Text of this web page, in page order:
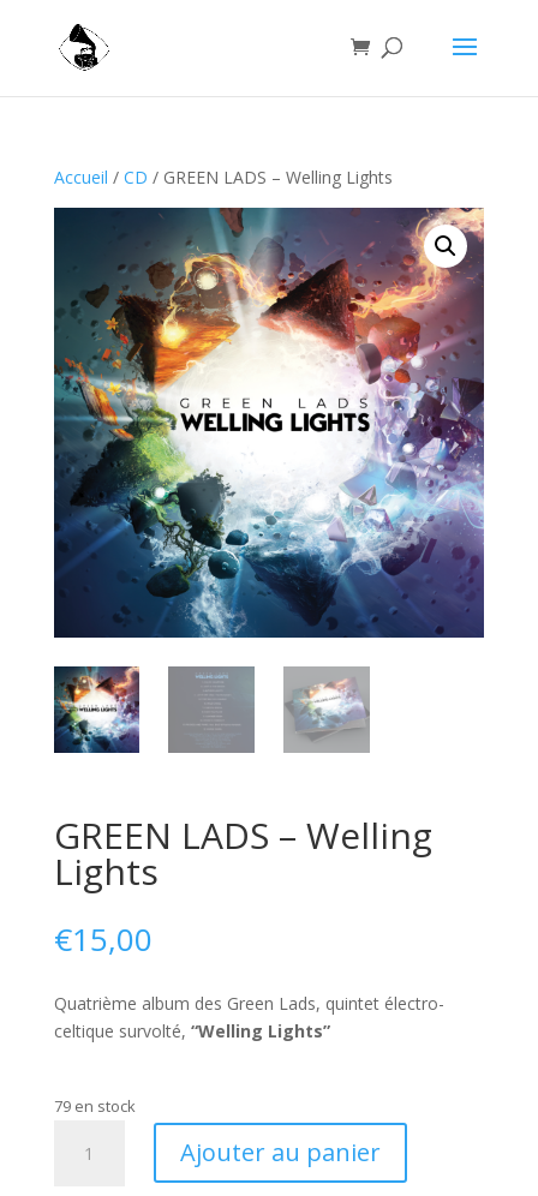
Accueil / CD / GREEN LADS – Welling Lights
GREEN LADS – Welling
Lights
€15,00
Quatrième album des Green Lads, quintet électro-
celtique survolté, “Welling Lights”
79 en stock
Ajouter au panier